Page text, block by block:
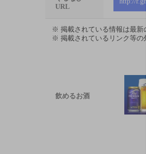
URL
※ 掲載されている情報は最新
※ 掲載されているリンク等の
飲めるお酒